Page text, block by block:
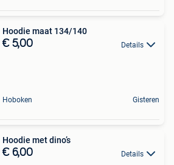
Hoodie maat 134/140
€ 5,00 Details
Hoboken Gisteren
Hoodie met dino’s
€ 6,00 Details